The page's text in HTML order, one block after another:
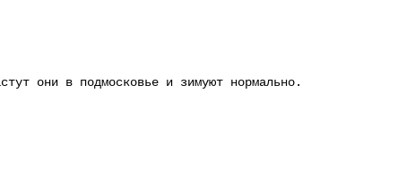
они в подмосковье и зимуют нормально.